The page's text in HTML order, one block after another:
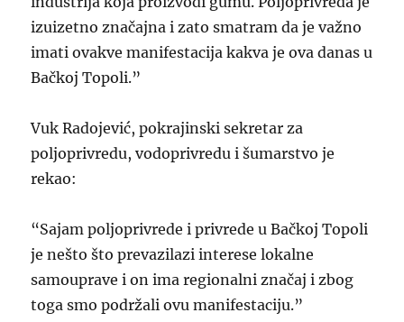
izuizetno značajna i zato smatram da je važno
imati ovakve manifestacija kakva je ova danas u
Bačkoj Topoli.”
Vuk Radojević, pokrajinski sekretar za
poljoprivredu, vodoprivredu i šumarstvo je
rekao:
“Sajam poljoprivrede i privrede u Bačkoj Topoli
je nešto što prevazilazi interese lokalne
samouprave i on ima regionalni značaj i zbog
toga smo podržali ovu manifestaciju.”